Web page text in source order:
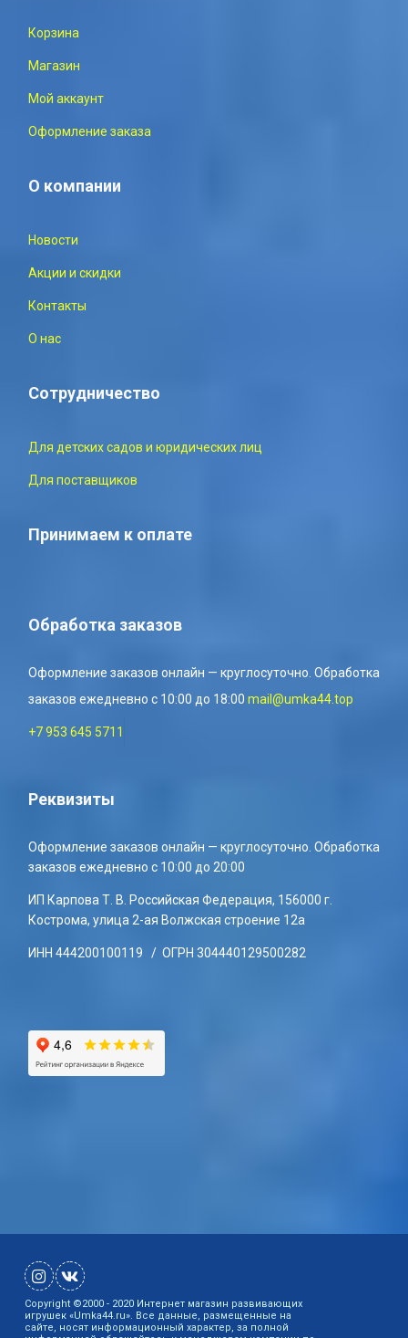
Корзина
Магазин
Мой аккаунт
Оформление заказа
О компании
Новости
Акции и скидки
Контакты
О нас
Сотрудничество
Для детских садов и юридических лиц
Для поставщиков
Принимаем к оплате
Обработка заказов
Оформление заказов онлайн — круглосуточно. Обработка
заказов ежедневно с 10:00 до 18:00 mail@umka44.top
+7 953 645 5711
Реквизиты
Оформление заказов онлайн — круглосуточно. Обработка
заказов ежедневно с 10:00 до 20:00
ИП Карпова Т. В. Российская Федерация, 156000 г.
Кострома, улица 2-ая Волжская строение 12а
ИНН 444200100119 / ОГРН 304440129500282
Copyright ©2000 - 2020 Интернет магазин развивающих
игрушек «Umka44.ru». Все данные, размещенные на
сайте, носят информационный характер, за полной